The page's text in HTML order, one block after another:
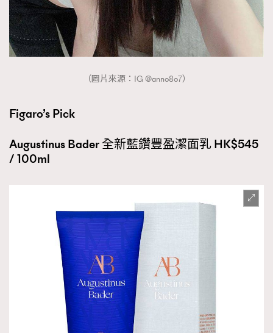
TRENDING
（圖片來源：IG @anno8o7）
Figaro’s Pick
Augustinus Bader 全新藍鑽豐盈潔面乳 HK$545
/ 100ml